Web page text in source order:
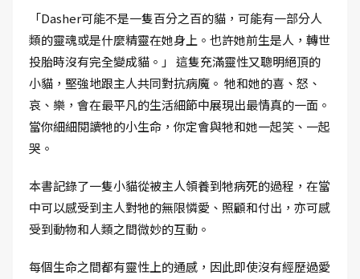
「Dasher可能不是一隻百分之百的貓，可能有一部分人
類的靈魂或是什麼精靈在她身上。也許她前生是人，轉世
投胎時沒有完全變成貓。」 這隻充滿靈性又聰明絕頂的
小貓，堅強地跟主人共同對抗病魔。 牠和她的喜、怒、
哀、樂，會在最平凡的生活細節中展現出最情真的一面。
當你細細閱讀牠的小生命，你定會與牠和她一起笑、一起
哭。
本書記錄了一隻小貓從被主人領養到牠病死的過程，在當
中可以感受到主人對牠的無限憐愛、照顧和付出，亦可感
受到動物和人類之間微妙的互動。
每個生命之間都有靈性上的通感，因此即使沒有經歷過愛